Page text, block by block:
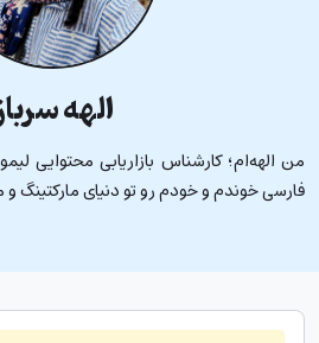
الهه
من الهه‌ام؛ کارشناس بازاریابی محتوایی
فارسی خوندم و خودم رو تو دنیای مارکتینگ و